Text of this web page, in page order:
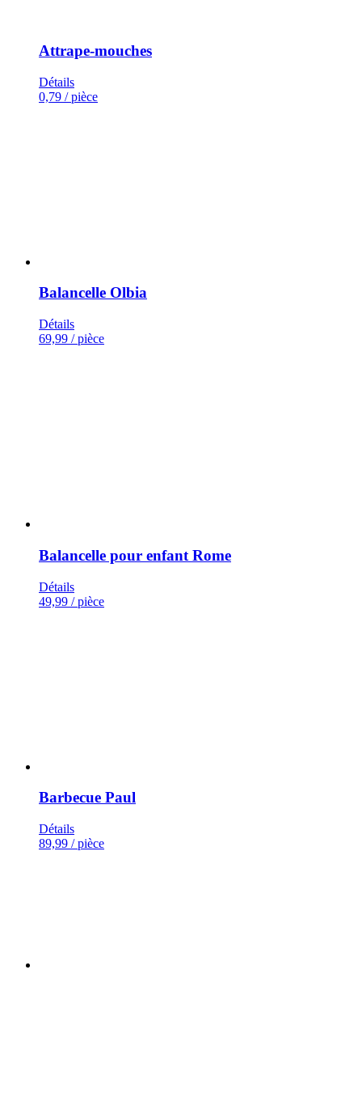
Attrape-mouches
Détails
0,79 / pièce
Balancelle Olbia
Détails
69,99 / pièce
Balancelle pour enfant Rome
Détails
49,99 / pièce
Barbecue Paul
Détails
89,99 / pièce